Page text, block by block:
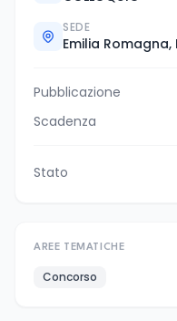
SEDE
Emilia
Pubblicazione
Scadenza
Stato
AREE TEMATICHE
Concorso